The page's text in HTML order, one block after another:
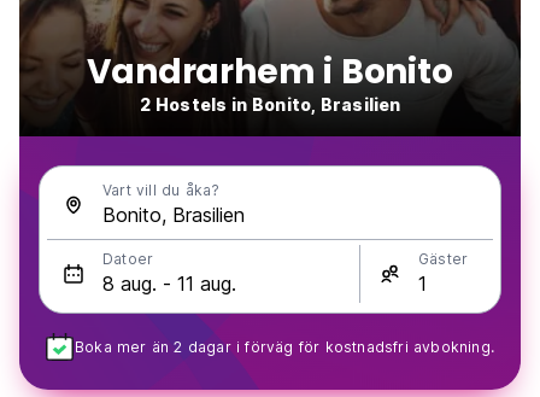
Vandrarhem i Bonito
2 Hostels in Bonito, Brasilien
Vart vill du åka?
Datoer Gäster
Boka mer än 2 dagar i förväg för kostnadsfri avbokning.